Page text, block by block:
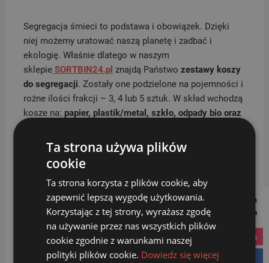
Segregacja śmieci to podstawa i obowiązek. Dzięki
niej możemy uratować naszą planetę i zadbać i
ekologię. Właśnie dlatego w naszym
sklepieSORTBIN24.pl znajdą Państwo zestawy koszy
do segregacji. Zostały one podzielone na pojemności i
rożne ilości frakcji – 3, 4 lub 5 sztuk. W skład wchodzą
kosze na: papier, plastik/metal, szkło, odpady bio oraz
Oferta zawiera zarówno kosze do domowej segregacji,
jak i większe pojemności, które świetnie sprawdzają
się w biurach, placówkach oświaty, szpitalach,
przychodniach, miejscach pracy oraz innych miejscach
użyteczności publicznej. Kolorystka wszystkich koszy
odpowiada przyjętym w UE standardom segregacji
śmieci. Jeżeli gotowe zestawy koszy do segregacji nie
trafiają w Państwa potrzeby, chętnie
tworzymyindywidualne zestawy.Prosimy w tym celu o
Follow us on
Social Media
instagram
Ta strona używa plików
cookie
Ta strona korzysta z plików cookie, aby
zapewnić lepszą wygodę użytkowania.
Korzystając z tej strony, wyrażasz zgodę
na używanie przez nas wszystkich plików
cookie zgodnie z warunkami naszej
polityki plików cookie. Dowiedz się więcej